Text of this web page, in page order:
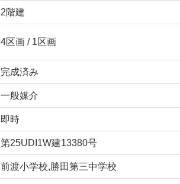
2階建
4区画 / 1区画
完成済み
一般媒介
即時
第25UDI1W建13380号
前渡小学校,勝田第三中学校